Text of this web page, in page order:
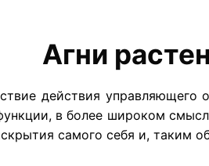
Агни
действия управляющего
в более широком
самого себя и, таким